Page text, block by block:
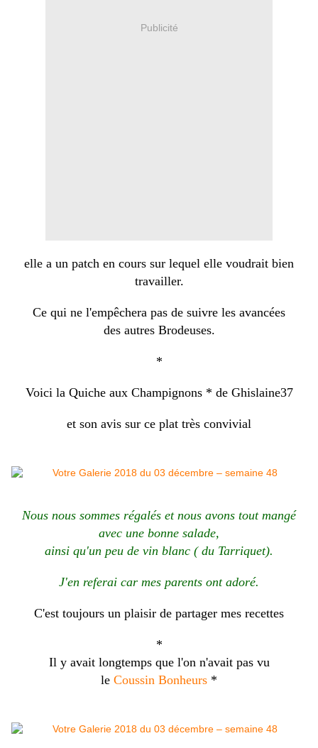
Publicité
elle a un patch en cours sur lequel elle voudrait bien
travailler.
Ce qui ne l'empêchera pas de suivre les avancées
des autres Brodeuses.
*
Voici la Quiche aux Champignons * de Ghislaine37
et son avis sur ce plat très convivial
Nous nous sommes régalés et nous avons tout mangé
avec une bonne salade,
ainsi qu'un peu de vin blanc ( du Tarriquet).
J'en referai car mes parents ont adoré.
C'est toujours un plaisir de partager mes recettes
*
Il y avait longtemps que l'on n'avait pas vu
le Coussin Bonheurs *